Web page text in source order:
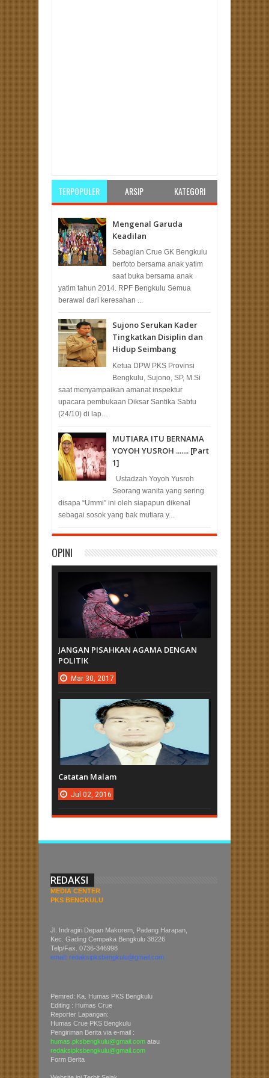
TERPOPULER ARSIP KATEGORI
Mengenal Garuda
Keadilan
Sebagian Crue GK Bengkulu
berfoto bersama anak yatim
saat buka bersama anak
yatim tahun 2014. RPF Bengkulu Semua
berawal dari keresahan ...
Sujono Serukan Kader
Tingkatkan Disiplin dan
Hidup Seimbang
Ketua DPW PKS Provinsi
Bengkulu, Sujono, SP, M.Si
saat menyampaikan amanat inspektur
upacara pembukaan Diksar Santika Sabtu
(24/10) di lap...
MUTIARA ITU BERNAMA
YOYOH YUSROH ....... [Part
1]
Ustadzah Yoyoh Yusroh
Seorang wanita yang sering
disapa “Ummi” ini oleh siapapun dikenal
sebagai sosok yang bak mutiara y...
OPINI
JANGAN PISAHKAN AGAMA DENGAN
POLITIK
Mar 30, 2017
Catatan Malam
Jul 02, 2016
REDAKSI
MEDIA CENTER
PKS BENGKULU
Jl. Indragiri Depan Makorem, Padang Harapan,
Kec. Gading Cempaka Bengkulu 38226
Telp/Fax. 0736-346998
email: redaksipksbengkulu@gmail.com
Pemred: Ka. Humas PKS Bengkulu
Editing : Humas Crue
Reporter Lapangan:
Humas Crue PKS Bengkulu
Pengiriman Berita via e-mail :
humas.pksbengkulu@gmail.com atau
redaksipksbengkulu@gmail.com
Form Berita